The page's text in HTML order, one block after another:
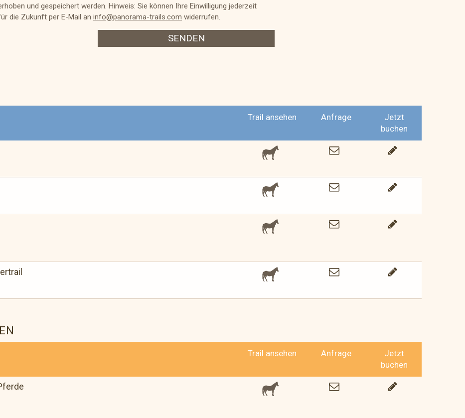
und gespeichert werden. Hinweis: Sie können Ihre Einwilligung jederzeit
die Zukunft per E-Mail an info@panorama-trails.com widerrufen.
SENDEN
Trail ansehen Anfrage
Jetzt
buchen
Trail ansehen Anfrage
Jetzt
buchen